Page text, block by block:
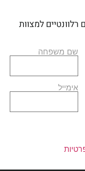
רלוונטיים למצוות
שם משפחה
אימייל